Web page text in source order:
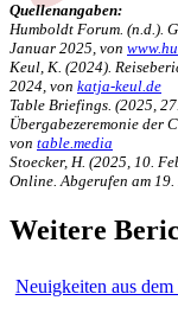
Quellenangaben:
Humboldt Forum. (n.d.).
Januar 2025, von
Keul, K. (2024).
2024, von katja-keul.de
Table Briefings. (2025,
Übergabezeremonie der
von table.media
Stoecker, H. (2025, 10.
Online. Abgerufen am
Weitere
Neuigkeiten aus